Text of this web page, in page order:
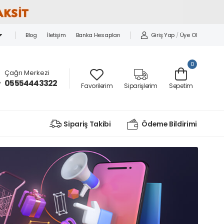
Blog İletişim Banka Hesapları Giriş Yap / Üye Ol
Çağrı Merkezi
05554443322 Favorilerim Siparişlerim
0
Sepetim
Sipariş Takibi Ödeme Bildirimi